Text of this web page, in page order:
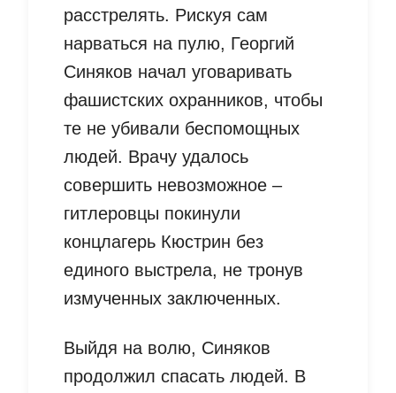
расстрелять. Рискуя сам
нарваться на пулю, Георгий
Синяков начал уговаривать
фашистских охранников, чтобы
те не убивали беспомощных
людей. Врачу удалось
совершить невозможное –
гитлеровцы покинули
концлагерь Кюстрин без
единого выстрела, не тронув
измученных заключенных.
Выйдя на волю, Синяков
продолжил спасать людей. В